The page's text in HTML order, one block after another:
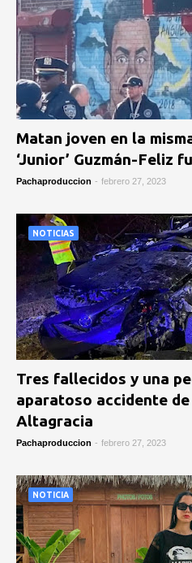
Matan joven en la
‘Junior’ Guzmán-Feliz
Pachaproduccion - febrero 27, 2023
NOTICIAS
Tres fallecidos y una
aparatoso accidente
Altagracia
Pachaproduccion - febrero 27, 2023
NOTICIA